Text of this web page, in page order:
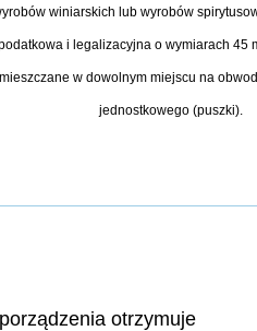
winiarskich lub wyrobów
i legalizacyjna o wymiarach 45
w dowolnym miejscu na
jednostkowego (puszki).
otrzymuje